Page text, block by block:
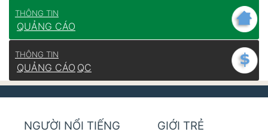
THÔNG TIN
QUẢNG CÁO
THÔNG TIN
QUẢNG CÁO QC
NGƯỜI NỔI TIẾNG GIỚI TRẺ